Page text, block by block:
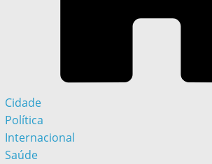
Cidade
Política
Internacional
Saúde